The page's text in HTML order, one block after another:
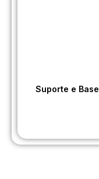
Suporte e